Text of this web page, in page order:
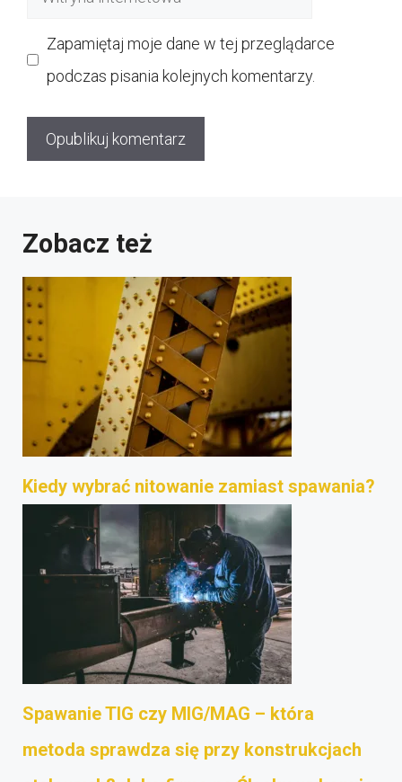
Zapamiętaj moje dane w tej przeglądarce
podczas pisania kolejnych komentarzy.
Zobacz też
Kiedy wybrać nitowanie zamiast spawania?
Spawanie TIG czy MIG/MAG – która
metoda sprawdza się przy konstrukcjach